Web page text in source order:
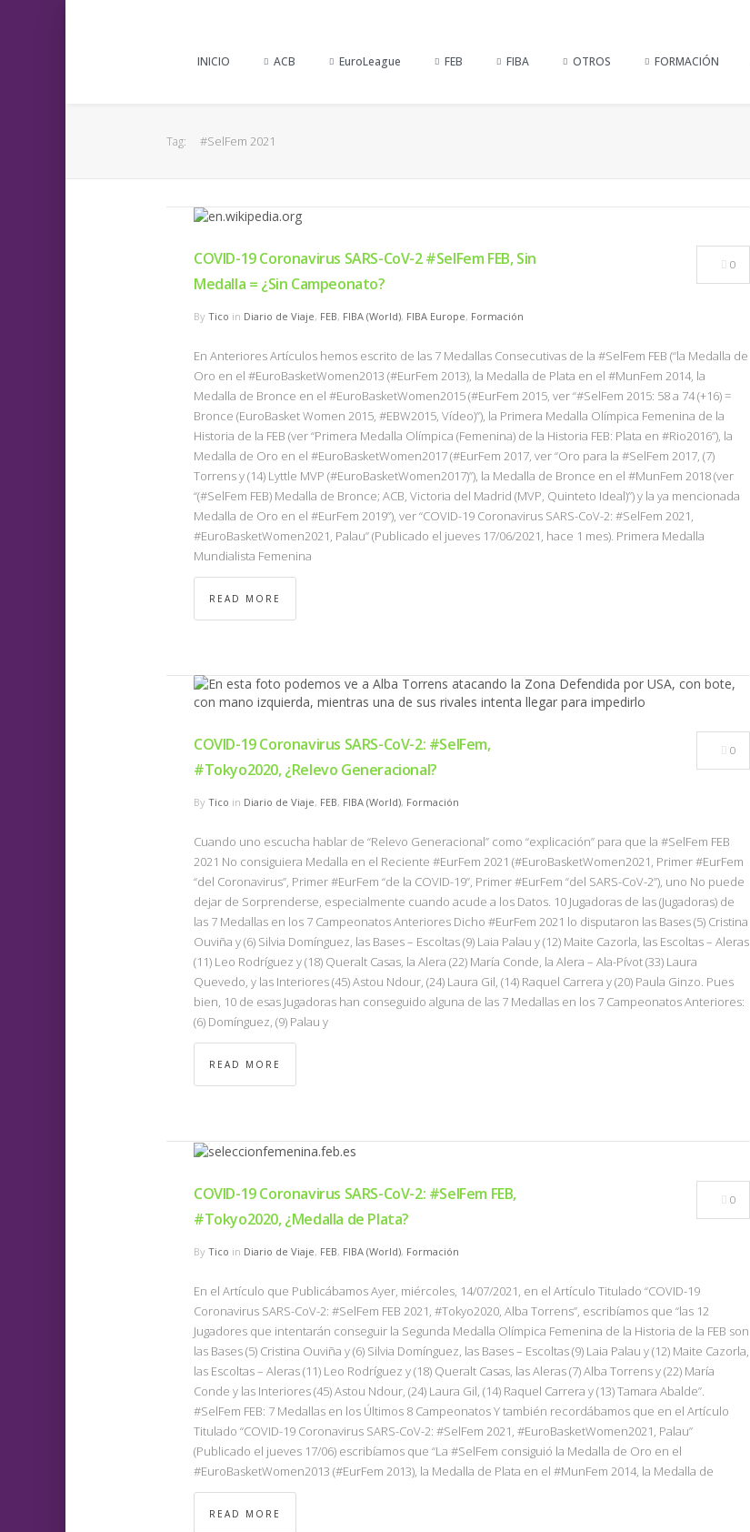
INICIO ACB EuroLeague FEB FIBA OTROS FORMACIÓN
Tag: #SelFem 2021
COVID-19 Coronavirus SARS-CoV-2 #SelFem FEB, Sin
Medalla = ¿Sin Campeonato?
By Tico in Diario de Viaje, FEB, FIBA (World), FIBA Europe, Formación
0
En Anteriores Artículos hemos escrito de las 7 Medallas Consecutivas de la #SelFem FEB (“la Medalla de
Oro en el #EuroBasketWomen2013 (#EurFem 2013), la Medalla de Plata en el #MunFem 2014, la
Medalla de Bronce en el #EuroBasketWomen2015 (#EurFem 2015, ver “#SelFem 2015: 58 a 74 (+16) =
Bronce (EuroBasket Women 2015, #EBW2015, Vídeo)”), la Primera Medalla Olímpica Femenina de la
Historia de la FEB (ver “Primera Medalla Olímpica (Femenina) de la Historia FEB: Plata en #Rio2016”), la
Medalla de Oro en el #EuroBasketWomen2017 (#EurFem 2017, ver “Oro para la #SelFem 2017, (7)
Torrens y (14) Lyttle MVP (#EuroBasketWomen2017)”), la Medalla de Bronce en el #MunFem 2018 (ver
“(#SelFem FEB) Medalla de Bronce; ACB, Victoria del Madrid (MVP, Quinteto Ideal)”) y la ya mencionada
Medalla de Oro en el #EurFem 2019”), ver “COVID-19 Coronavirus SARS-CoV-2: #SelFem 2021,
#EuroBasketWomen2021, Palau” (Publicado el jueves 17/06/2021, hace 1 mes). Primera Medalla
Mundialista Femenina
READ MORE
COVID-19 Coronavirus SARS-CoV-2: #SelFem,
#Tokyo2020, ¿Relevo Generacional?
By Tico in Diario de Viaje, FEB, FIBA (World), Formación
0
Cuando uno escucha hablar de “Relevo Generacional” como “explicación” para que la #SelFem FEB
2021 No consiguiera Medalla en el Reciente #EurFem 2021 (#EuroBasketWomen2021, Primer #EurFem
“del Coronavirus”, Primer #EurFem “de la COVID-19”, Primer #EurFem “del SARS-CoV-2”), uno No puede
dejar de Sorprenderse, especialmente cuando acude a los Datos. 10 Jugadoras de las (Jugadoras) de
las 7 Medallas en los 7 Campeonatos Anteriores Dicho #EurFem 2021 lo disputaron las Bases (5) Cristina
Ouviña y (6) Silvia Domínguez, las Bases – Escoltas (9) Laia Palau y (12) Maite Cazorla, las Escoltas – Aleras
(11) Leo Rodríguez y (18) Queralt Casas, la Alera (22) María Conde, la Alera – Ala-Pívot (33) Laura
Quevedo, y las Interiores (45) Astou Ndour, (24) Laura Gil, (14) Raquel Carrera y (20) Paula Ginzo. Pues
bien, 10 de esas Jugadoras han conseguido alguna de las 7 Medallas en los 7 Campeonatos Anteriores:
(6) Domínguez, (9) Palau y
READ MORE
COVID-19 Coronavirus SARS-CoV-2: #SelFem FEB,
#Tokyo2020, ¿Medalla de Plata?
By Tico in Diario de Viaje, FEB, FIBA (World), Formación
0
En el Artículo que Publicábamos Ayer, miércoles, 14/07/2021, en el Artículo Titulado “COVID-19
Coronavirus SARS-CoV-2: #SelFem FEB 2021, #Tokyo2020, Alba Torrens”, escribíamos que “las 12
Jugadores que intentarán conseguir la Segunda Medalla Olímpica Femenina de la Historia de la FEB son
las Bases (5) Cristina Ouviña y (6) Silvia Domínguez, las Bases – Escoltas (9) Laia Palau y (12) Maite Cazorla,
las Escoltas – Aleras (11) Leo Rodríguez y (18) Queralt Casas, las Aleras (7) Alba Torrens y (22) María
Conde y las Interiores (45) Astou Ndour, (24) Laura Gil, (14) Raquel Carrera y (13) Tamara Abalde”.
#SelFem FEB: 7 Medallas en los Últimos 8 Campeonatos Y también recordábamos que en el Artículo
Titulado “COVID-19 Coronavirus SARS-CoV-2: #SelFem 2021, #EuroBasketWomen2021, Palau”
(Publicado el jueves 17/06) escribíamos que “La #SelFem consiguió la Medalla de Oro en el
#EuroBasketWomen2013 (#EurFem 2013), la Medalla de Plata en el #MunFem 2014, la Medalla de
READ MORE